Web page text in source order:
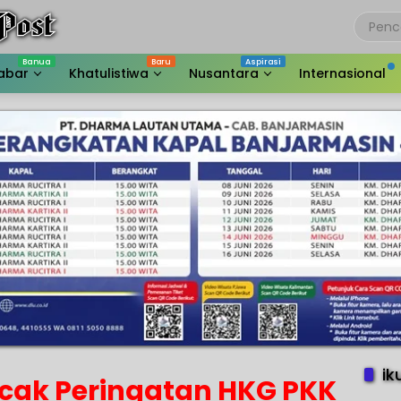
Khatulistiwa Nusantara Internasional
Peringatan HKG PKK